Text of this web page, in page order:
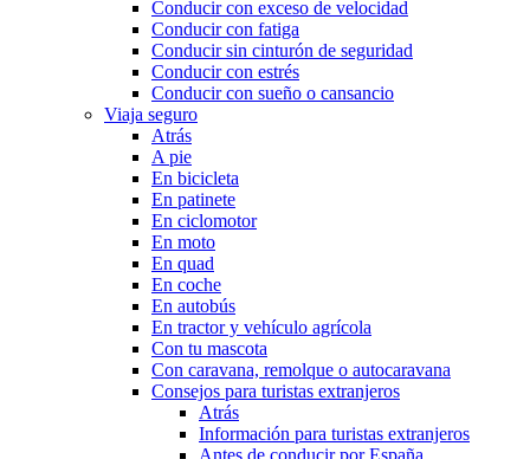
Conducir con exceso de velocidad
Conducir con fatiga
Conducir sin cinturón de seguridad
Conducir con estrés
Conducir con sueño o cansancio
Viaja seguro
Atrás
A pie
En bicicleta
En patinete
En ciclomotor
En moto
En quad
En coche
En autobús
En tractor y vehículo agrícola
Con tu mascota
Con caravana, remolque o autocaravana
Consejos para turistas extranjeros
Atrás
Información para turistas extranjeros